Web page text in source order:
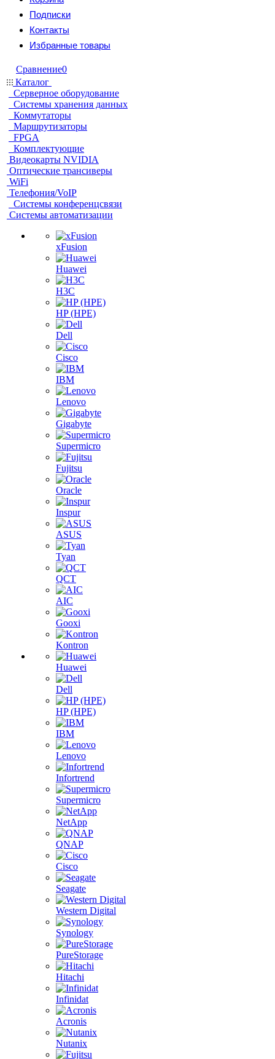
Подписки
Контакты
Избранные товары
Сравнение0
Каталог
Серверное оборудование
Системы хранения данных
Коммутаторы
Маршрутизаторы
FPGA
Комплектующие
Видеокарты NVIDIA
Оптические трансиверы
WiFi
Телефония/VoIP
Системы конференцсвязи
Системы автоматизации
xFusion
Huawei
H3C
HP (HPE)
Dell
Cisco
IBM
Lenovo
Gigabyte
Supermicro
Fujitsu
Oracle
Inspur
ASUS
Tyan
QCT
AIC
Gooxi
Kontron
Huawei
Dell
HP (HPE)
IBM
Lenovo
Infortrend
Supermicro
NetApp
QNAP
Cisco
Seagate
Western Digital
Synology
PureStorage
Hitachi
Infinidat
Acronis
Nutanix